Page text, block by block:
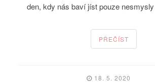
den, kdy nás baví jíst pouze
PŘEČÍST
18. 5. 2020